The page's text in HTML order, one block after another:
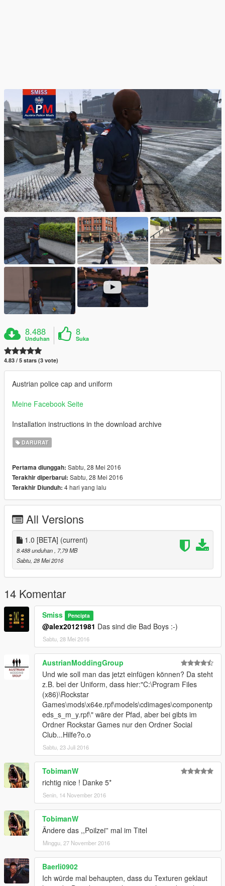
8.488
Unduhan
8
Suka
4.83 / 5 stars (3 vote)
Austrian police cap and uniform
Meine Facebook Seite
Installation instructions in the download archive
DARURAT
Pertama diunggah: Sabtu, 28 Mei 2016
Terakhir diperbarui: Sabtu, 28 Mei 2016
Terakhir Diunduh: 4 hari yang lalu
All Versions
1.0 [BETA] (current)
8.488 unduhan
, 7,79 MB
Sabtu, 28 Mei 2016
14 Komentar
Smiss Pencipta
@alex20121981 Das sind die Bad Boys :-)
Sabtu, 28 Mei 2016
AustrianModdingGroup
Und wie soll man das jetzt einfügen können? Da steht
z.B. bei der Uniform, dass hier:"C:\Program Files
(x86)\Rockstar
Games\mods\x64e.rpf\models\cdimages\componentp
eds_s_m_y.rpf\" wäre der Pfad, aber bei gibts im
Ordner Rockstar Games nur den Ordner Social
Club...Hilfe?o.o
Sabtu, 23 Juli 2016
TobimanW
richtig nice ! Danke 5*
Senin, 14 November 2016
TobimanW
Ändere das ,,Poilzei'' mal im Titel
Minggu, 27 November 2016
Baerli0902
Ich würde mal behaupten, dass du Texturen geklaut